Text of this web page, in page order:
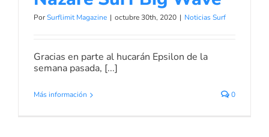
PorSurflimit Magazine | octubre 30th, 2020 | Noticias Surf
Gracias en parte al hucarán Epsilon de la
semana pasada, [...]
Más información 0